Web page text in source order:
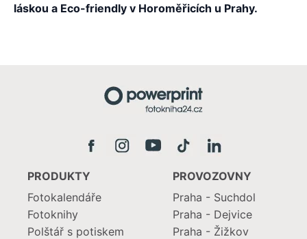
láskou a Eco-friendly v Horoměřicích u Prahy.
PRODUKTY
Fotokalendáře
Fotoknihy
Polštář s potiskem
PROVOZOVNY
Praha - Suchdol
Praha - Dejvice
Praha - Žižkov